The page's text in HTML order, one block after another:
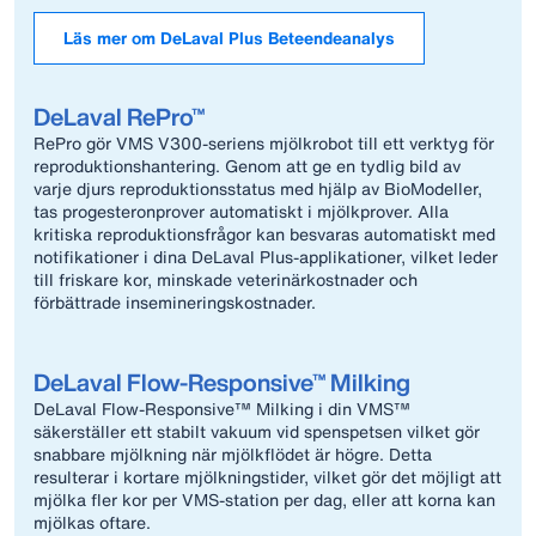
Läs mer om DeLaval Plus Beteendeanalys
DeLaval RePro™
RePro gör VMS V300-seriens mjölkrobot till ett verktyg för
reproduktionshantering. Genom att ge en tydlig bild av
varje djurs reproduktionsstatus med hjälp av BioModeller,
tas progesteronprover automatiskt i mjölkprover. Alla
kritiska reproduktionsfrågor kan besvaras automatiskt med
notifikationer i dina DeLaval Plus-applikationer, vilket leder
till friskare kor, minskade veterinärkostnader och
förbättrade insemineringskostnader.
DeLaval Flow-Responsive™ Milking
DeLaval Flow-Responsive™ Milking i din VMS™
säkerställer ett stabilt vakuum vid spenspetsen vilket gör
snabbare mjölkning när mjölkflödet är högre. Detta
resulterar i kortare mjölkningstider, vilket gör det möjligt att
mjölka fler kor per VMS-station per dag, eller att korna kan
mjölkas oftare.